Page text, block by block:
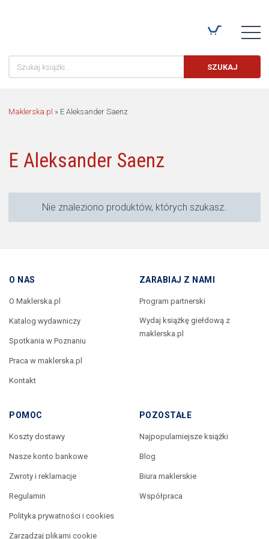
Szukaj: SZUKAJ
Maklerska.pl » E Aleksander Saenz
E Aleksander Saenz
Nie znaleziono produktów, których szukasz.
O NAS
O Maklerska.pl
Katalog wydawniczy
Spotkania w Poznaniu
Praca w maklerska.pl
Kontakt
ZARABIAJ Z NAMI
Program partnerski
Wydaj książkę giełdową z
maklerska.pl
POMOC
Koszty dostawy
Nasze konto bankowe
Zwroty i reklamacje
Regulamin
Polityka prywatności i cookies
Zarządzaj plikami cookie
POZOSTAŁE
Najpopularniejsze książki
Blog
Biura maklerskie
Współpraca
Wiadomość: